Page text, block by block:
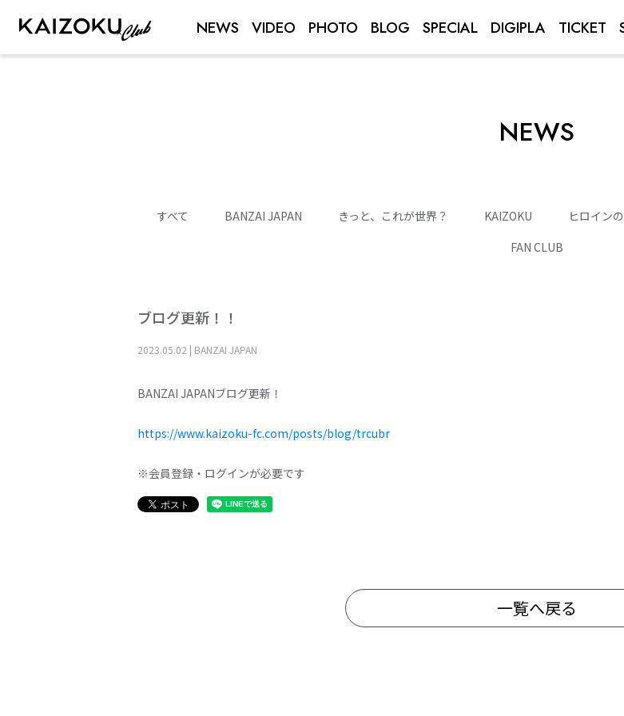
NEWS VIDEO PHOTO BLOG SPECIAL DIGIPLA TICKET
NEWS
すべて BANZAI JAPAN きっと、これが世界？ KAIZOKU ヒロイン
FAN CLUB
ブログ更新！！
2023.05.02 | BANZAI JAPAN
BANZAI JAPANブログ更新！
https://www.kaizoku-fc.com/posts/blog/trcubr
※会員登録・ログインが必要です
一覧へ戻る